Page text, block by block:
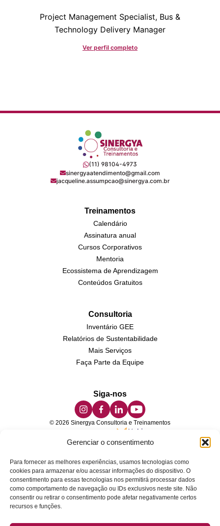
Gerenciar o consentimento
Para fornecer as melhores experiências, usamos tecnologias como
cookies para armazenar e/ou acessar informações do dispositivo. O
consentimento para essas tecnologias nos permitirá processar dados
como comportamento de navegação ou IDs exclusivos neste site. Não
consentir ou retirar o consentimento pode afetar negativamente certos
recursos e funções.
Project Management Specialist, Bus &
Technology Delivery Manager
Ver perfil completo
(11) 98104-4973
sinergyaatendimento@gmail.com
jacqueline.assumpcao@sinergya.com.br
Treinamentos
Calendário
Assinatura anual
Cursos Corporativos
Mentoria
Ecossistema de Aprendizagem
Conteúdos Gratuitos
Consultoria
Inventário GEE
Relatórios de Sustentabilidade
Mais Serviços
Faça Parte da Equipe
Siga-nos
© 2026 Sinergya Consultoria e Treinamentos
ASinergya Business Schoolé a divisão de educação da
SINERGYA TREINAMENTOS LTDA — pós-graduação,
micro-certificações e cursos livres em sustentabilidade,
gestão e ESG.